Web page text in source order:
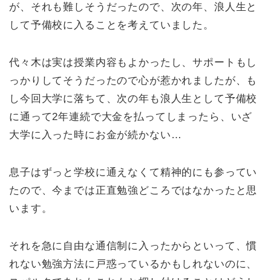
が、それも難しそうだったので、次の年、浪人生と
して予備校に入ることを考えていました。
代々木は実は授業内容もよかったし、サポートもし
っかりしてそうだったので心が惹かれましたが、も
し今回大学に落ちて、次の年も浪人生として予備校
に通って2年連続で大金を払ってしまったら、いざ
大学に入った時にお金が続かない…
息子はずっと学校に通えなくて精神的にも参ってい
たので、今までは正直勉強どころではなかったと思
います。
それを急に自由な通信制に入ったからといって、慣
れない勉強方法に戸惑っているかもしれないのに、